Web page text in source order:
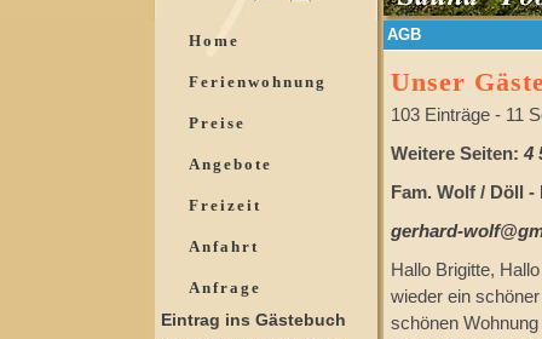
Home
Ferienwohnung
Preise
Angebote
Freizeit
Anfahrt
Anfrage
Eintrag ins Gästebuch
AGB
Unser
103 Einträge - 11
Weitere Seiten: 4
Fam. Wolf / Döll -
gerhard-
Hallo Brigitte,
wieder ein
schönen